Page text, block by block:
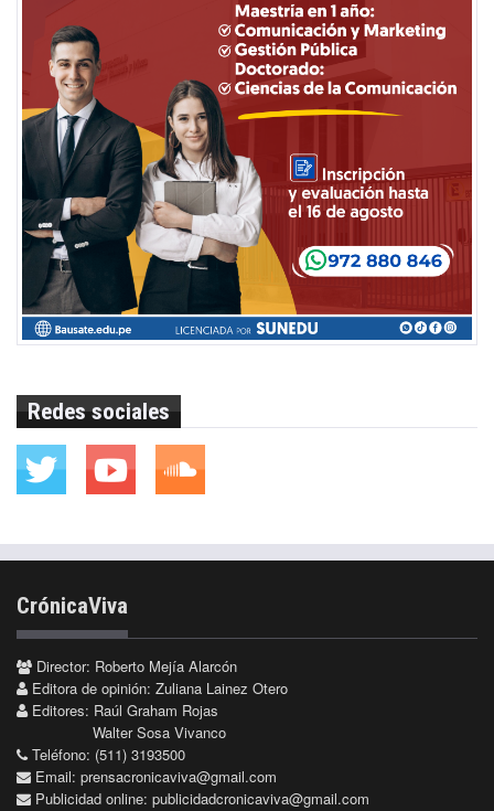
Redes sociales
CrónicaViva
Director: Roberto Mejía Alarcón
Editora de opinión: Zuliana Lainez Otero
Editores: Raúl Graham Rojas
Walter Sosa Vivanco
Teléfono: (511) 3193500
Email: prensacronicaviva@gmail.com
Publicidad online: publicidadcronicaviva@gmail.com